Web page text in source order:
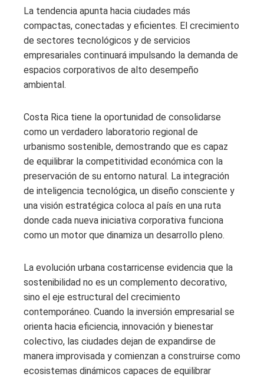
La tendencia apunta hacia ciudades más
compactas, conectadas y eficientes. El crecimiento
de sectores tecnológicos y de servicios
empresariales continuará impulsando la demanda de
espacios corporativos de alto desempeño
ambiental.
Costa Rica tiene la oportunidad de consolidarse
como un verdadero laboratorio regional de
urbanismo sostenible, demostrando que es capaz
de equilibrar la competitividad económica con la
preservación de su entorno natural. La integración
de inteligencia tecnológica, un diseño consciente y
una visión estratégica coloca al país en una ruta
donde cada nueva iniciativa corporativa funciona
como un motor que dinamiza un desarrollo pleno.
La evolución urbana costarricense evidencia que la
sostenibilidad no es un complemento decorativo,
sino el eje estructural del crecimiento
contemporáneo. Cuando la inversión empresarial se
orienta hacia eficiencia, innovación y bienestar
colectivo, las ciudades dejan de expandirse de
manera improvisada y comienzan a construirse como
ecosistemas dinámicos capaces de equilibrar